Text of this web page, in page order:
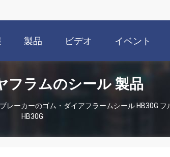
製品 ビデオ イベント
フラムのシール 製品
レーカーのゴム・ダイアフラームシール HB30G
HB30G